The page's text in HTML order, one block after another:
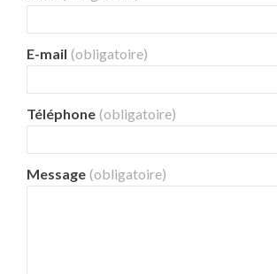
E-mail (obligatoire)
Téléphone (obligatoire)
Message (obligatoire)